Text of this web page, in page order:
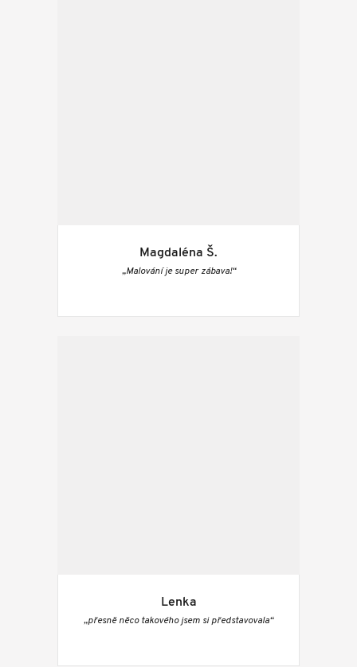
Magdaléna Š.
„Malování je super zábava!“
Lenka
„přesně něco takového jsem si představovala“